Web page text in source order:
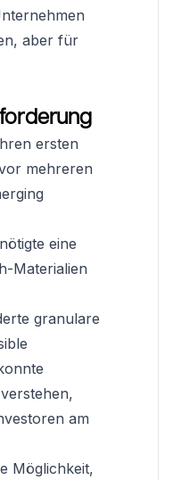
aber für
ersten
mehreren
eine
Materialien
granulare
am
Möglichkeit,